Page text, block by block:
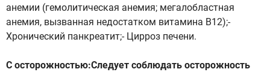
анемии (гемолитическая анемия; мегалобластная
анемия, вызванная недостатком витамина В12);-
Хронический панкреатит;- Цирроз печени.
С осторожностью:Следует соблюдать осторожность